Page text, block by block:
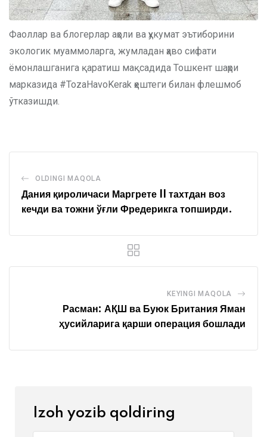
Фаоллар ва блогерлар аҳоли ва ҳукумат эътиборини
экологик муаммоларга, жумладан ҳаво сифати
ёмонлашганига қаратиш мақсадида Тошкент шаҳри
марказида #TozaHavoKerak ҳештеги билан флешмоб
ўтказишди.
OLDINGI MAQOLA
Дания қироличаси Маргрете II тахтдан воз
кечди ва тожни ўғли Фредерикга топширди.
KEYINGI MAQOLA
Расман: АҚШ ва Буюк Британия Яман
ҳусийларига қарши операция бошлади
Izoh yozib qoldiring